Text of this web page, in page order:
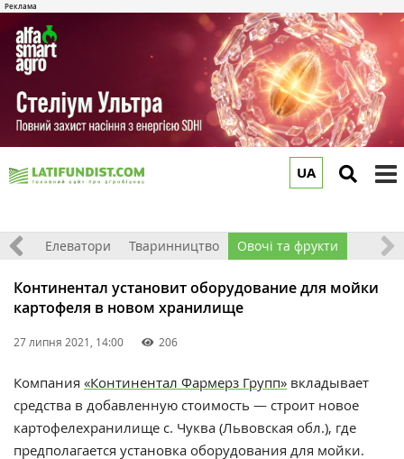
UA
Елеватори Тваринництво Овочі та фрукти
Континентал установит оборудование для мойки
картофеля в новом хранилище
27 липня 2021, 14:00 206
Компания «Континентал Фармерз Групп» вкладывает
средства в добавленную стоимость — строит новое
картофелехранилище с. Чуква (Львовская обл.), где
предполагается установка оборудования для мойки.